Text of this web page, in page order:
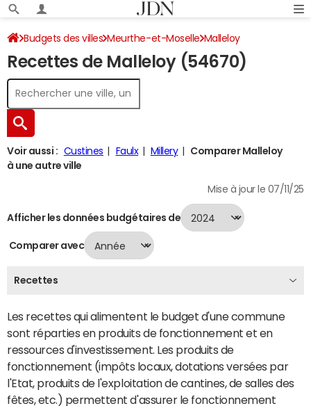
Budgets des villes Meurthe-et-Moselle Malleloy
Recettes 2024
Recettes de Malleloy (54670)
Voir aussi : Custines Faulx Millery
Comparer Malleloy
à une autre ville
Mise à jour le 07/11/25
Afficher les données budgétaires de
Comparer avec
Recettes
Les recettes qui alimentent le budget d'une commune
sont réparties en produits de fonctionnement et en
ressources d'investissement. Les produits de
fonctionnement (impôts locaux, dotations versées par
l'Etat, produits de l'exploitation de cantines, de salles des
fêtes, etc.) permettent d'assurer le fonctionnement